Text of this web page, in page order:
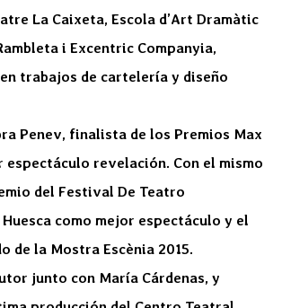
La Caixeta, Escola d’Art Dramàtic
i Excentric Companyia,
trabajos de cartelería y diseño
Penev, finalista de los Premios Max
espectáculo revelación. Con el mismo
del Festival De Teatro
como mejor espectáculo y el
de la Mostra Escènia 2015.
junto con María Cárdenas, y